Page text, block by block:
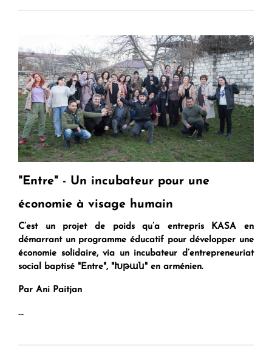
"Entre" - Un incubateur pour une
économie à visage humain
C’est un projet de poids qu’a entrepris KASA en
démarrant un programme éducatif pour développer une
économie solidaire, via un incubateur d’entrepreneuriat
social baptisé "Entre", "Խթան" en arménien.
Par Ani Paitjan
...